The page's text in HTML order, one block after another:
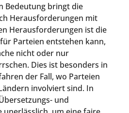
Bedeutung bringt die
Herausforderungen mit
Herausforderungen ist die
Parteien entstehen kann,
nicht oder nur
Dies ist besonders in
der Fall, wo Parteien
involviert sind. In
und